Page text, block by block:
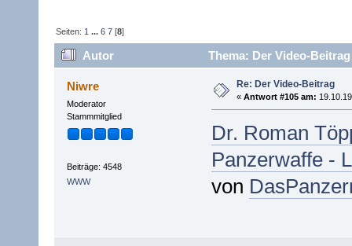
Seiten: 1 ...6 7 [8]
Autor Thema: Der Video-
Niwre
Moderator
Stammmitglied
Beiträge: 4548
WWW
Re: Der Video-Beitrag
« Antwort #105 am:
Dr. Roman
Panzerwaffe -
von